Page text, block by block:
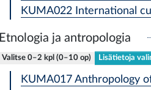
KUMA022 International
Etnologia ja antropologia
Valitse 0–2 kpl (0–10 op) Lisätietoja
KUMA017 Anthropology